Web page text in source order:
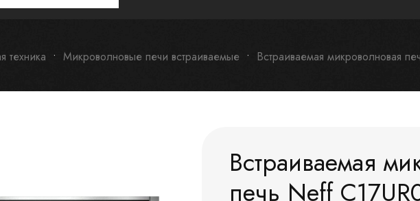
техника Микроволновые печи встраиваемые Встраиваемая микроволновая
Встраиваемая
печь Neff